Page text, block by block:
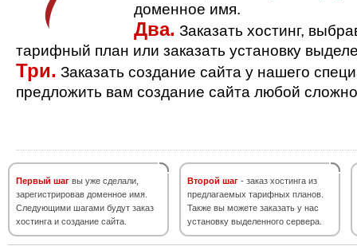
доменное имя.
Два. Заказать хостинг,
тарифный план или заказать установку
Три. Заказать создание сайта у нашего
предложить вам создание сайта любой
Первый шаг вы уже сделали,
зарегистрировав доменное имя.
Следующими шагами будут заказ
хостинга и создание сайта.
Второй шаг - заказ хостинга из
предлагаемых тарифных планов.
Также вы можете заказать у нас
установку выделенного сервера.